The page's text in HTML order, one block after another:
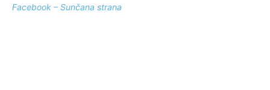
Facebook – Sunčana strana